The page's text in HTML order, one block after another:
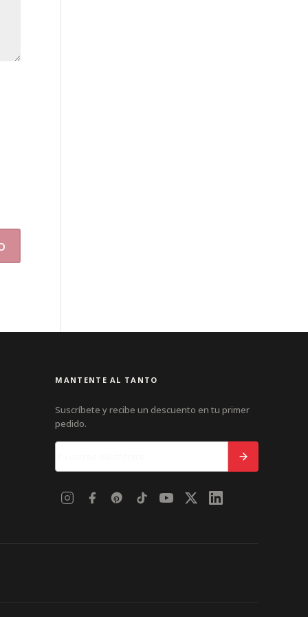
MANTENTE AL TANTO
Suscríbete y recibe un descuento en tu primer
pedido.